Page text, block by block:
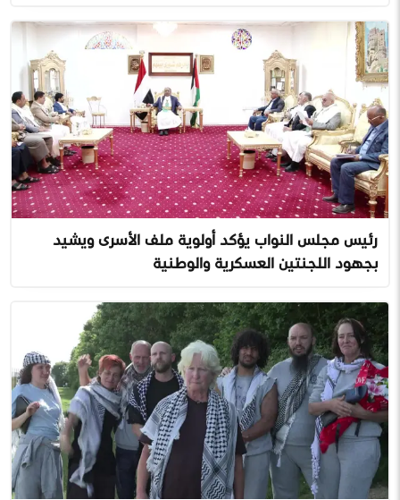
رئيس مجلس النواب يؤكد أولوية ملف الأسرى ويشيد
بجهود اللجنتين العسكرية والوطنية